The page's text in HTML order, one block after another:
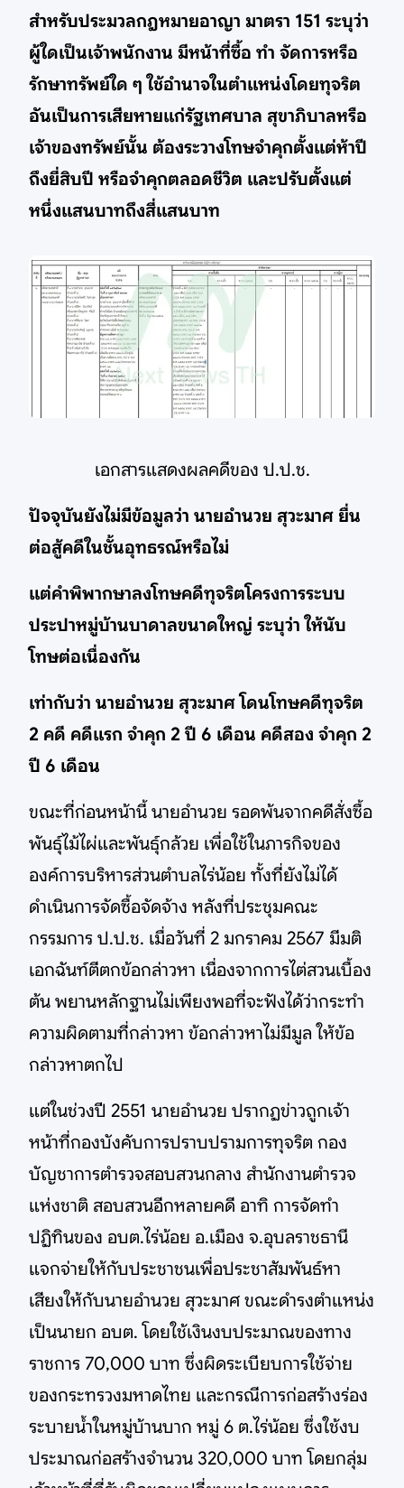
สำหรับประมวลกฎหมายอาญา มาตรา 151 ระบุว่า
ผู้ใดเป็นเจ้าพนักงาน มีหน้าที่ซื้อ ทำ จัดการหรือ
รักษาทรัพย์ใด ๆ ใช้อำนาจในตำแหน่งโดยทุจริต
อันเป็นการเสียหายแก่รัฐเทศบาล สุขาภิบาลหรือ
เจ้าของทรัพย์นั้น ต้องระวางโทษจำคุกตั้งแต่ห้าปี
ถึงยี่สิบปี หรือจำคุกตลอดชีวิต และปรับตั้งแต่
หนึ่งแสนบาทถึงสี่แสนบาท
เอกสารแสดงผลคดีของ ป.ป.ช.
ปัจจุบันยังไม่มีข้อมูลว่า นายอำนวย สุวะมาศ ยื่น
ต่อสู้คดีในชั้นอุทธรณ์หรือไม่
แต่คำพิพากษาลงโทษคดีทุจริตโครงการระบบ
ประปาหมู่บ้านบาดาลขนาดใหญ่ ระบุว่า ให้นับ
โทษต่อเนื่องกัน
เท่ากับว่า นายอำนวย สุวะมาศ โดนโทษคดีทุจริต
2 คดี คดีแรก จำคุก 2 ปี 6 เดือน คดีสอง จำคุก 2
ปี 6 เดือน
ขณะที่ก่อนหน้านี้ นายอำนวย รอดพ้นจากคดีสั่งซื้อ
พันธุ์ไม้ไผ่และพันธุ์กล้วย เพื่อใช้ในภารกิจของ
องค์การบริหารส่วนตำบลไร่น้อย ทั้งที่ยังไม่ได้
ดำเนินการจัดซื้อจัดจ้าง หลังที่ประชุมคณะ
กรรมการ ป.ป.ช. เมื่อวันที่ 2 มกราคม 2567 มีมติ
เอกฉันท์ตีตกข้อกล่าวหา เนื่องจากการไต่สวนเบื้อง
ต้น พยานหลักฐานไม่เพียงพอที่จะฟังได้ว่ากระทำ
ความผิดตามที่กล่าวหา ข้อกล่าวหาไม่มีมูล ให้ข้อ
กล่าวหาตกไป
แต่ในช่วงปี 2551 นายอำนวย ปรากฏข่าวถูกเจ้า
หน้าที่กองบังคับการปราบปรามการทุจริต กอง
บัญชาการตำรวจสอบสวนกลาง สำนักงานตำรวจ
แห่งชาติ สอบสวนอีกหลายคดี อาทิ การจัดทำ
ปฏิทินของ อบต.ไร่น้อย อ.เมือง จ.อุบลราชธานี
แจกจ่ายให้กับประชาชนเพื่อประชาสัมพันธ์หา
เสียงให้กับนายอำนวย สุวะมาศ ขณะดำรงตำแหน่ง
เป็นนายก อบต. โดยใช้เงินงบประมาณของทาง
ราชการ 70,000 บาท ซึ่งผิดระเบียบการใช้จ่าย
ของกระทรวงมหาดไทย และกรณีการก่อสร้างร่อง
ระบายน้ำในหมู่บ้านบาก หมู่ 6 ต.ไร่น้อย ซึ่งใช้งบ
ประมาณก่อสร้างจำนวน 320,000 บาท โดยกลุ่ม